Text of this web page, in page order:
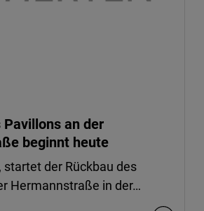
Pavillons an der
beginnt heute
startet der Rückbau des
Hermannstraße in der…